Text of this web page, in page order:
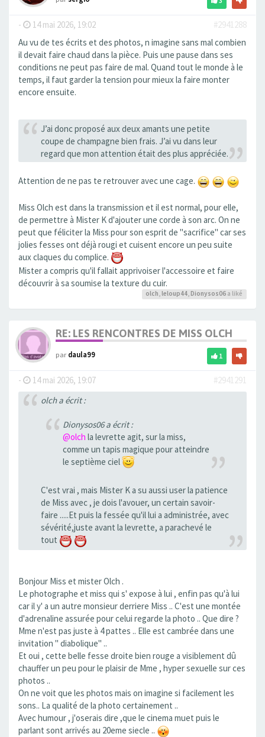
- 14 mai 2026, 19:02
#2941288
Au vu de tes écrits et des photos, n imagine sans mal combien
il devait faire chaud dans la pièce. Puis une pause dans ses
conditions ne peut pas faire de mal. Quand tout le monde à le
temps, il faut garder la tension pour mieux la faire monter
encore ensuite.
J’ai donc proposé aux deux amants une petite
coupe de champagne bien frais. J’ai vu dans leur
regard que mon attention était des plus appréciée.
Attention de ne pas te retrouver avec une cage.
Miss Olch est dans la transmission et il est normal, pour elle,
de permettre à Mister K d'ajouter une corde à son arc. On ne
peut que féliciter la Miss pour son esprit de "sacrifice" car ses
jolies fesses ont déjà rougi et cuisent encore un peu suite
aux claques du complice.
Mister a compris qu'il fallait apprivoiser l'accessoire et faire
découvrir à sa soumise la texture du cuir.
olch, leloup44, Dionysos06 a liké
RE: LES RENCONTRES DE MISS OLCH
pardaula99 1
- 14 mai 2026, 19:07
#2941291
olch a écrit :
Dionysos06 a écrit :
@olch la levrette agit, sur la miss,
comme un tapis magique pour atteindre
le septième ciel
C'est vrai , mais Mister K a su aussi user la patience
de Miss avec , je dois l'avouer, un certain savoir-
faire .....Et puis la fessée qu'il lui a administrée, avec
sévérité,juste avant la levrette, a parachevé le
tout
Bonjour Miss et mister Olch .
Le photographe et miss qui s' expose à lui , enfin pas qu'à lui
car il y' a un autre monsieur derriere Miss .. C'est une montée
d'adrenaline assurée pour celui regarde la photo .. Que dire ?
Mme n'est pas juste à 4 pattes .. Elle est cambrée dans une
invitation " diabolique" ..
Et oui , cette belle fesse droite bien rouge a visiblement dû
chauffer un peu pour le plaisir de Mme , hyper sexuelle sur ces
photos ..
On ne voit que les photos mais on imagine si facilement les
sons.. La qualité de la photo certainement ..
Avec humour , j'oserais dire ,que le cinema muet puis le
parlant sont arrivés au 20eme siecle ..